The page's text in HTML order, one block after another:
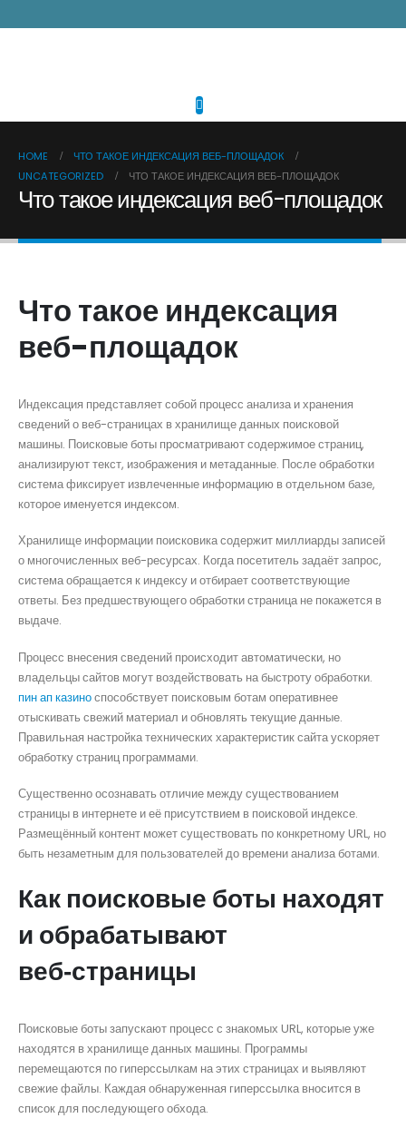
HOME
ЧТО ТАКОЕ ИНДЕКСАЦИЯ ВЕБ-ПЛОЩАДОК
UNCATEGORIZED
ЧТО ТАКОЕ ИНДЕКСАЦИЯ ВЕБ-ПЛОЩАДОК
Что такое индексация веб-площадок
Что такое индексация
веб-площадок
Индексация представляет собой процесс анализа и хранения
сведений о веб-страницах в хранилище данных поисковой
машины. Поисковые боты просматривают содержимое страниц,
анализируют текст, изображения и метаданные. После обработки
система фиксирует извлеченные информацию в отдельном базе,
которое именуется индексом.
Хранилище информации поисковика содержит миллиарды записей
о многочисленных веб-ресурсах. Когда посетитель задаёт запрос,
система обращается к индексу и отбирает соответствующие
ответы. Без предшествующего обработки страница не покажется в
выдаче.
Процесс внесения сведений происходит автоматически, но
владельцы сайтов могут воздействовать на быстроту обработки.
пин ап казиноспособствует поисковым ботам оперативнее
отыскивать свежий материал и обновлять текущие данные.
Правильная настройка технических характеристик сайта ускоряет
обработку страниц программами.
Существенно осознавать отличие между существованием
страницы в интернете и её присутствием в поисковой индексе.
Размещённый контент может существовать по конкретному URL, но
быть незаметным для пользователей до времени анализа ботами.
Как поисковые боты находят
и обрабатывают
веб‑страницы
Поисковые боты запускают процесс с знакомых URL, которые уже
находятся в хранилище данных машины. Программы
перемещаются по гиперссылкам на этих страницах и выявляют
свежие файлы. Каждая обнаруженная гиперссылка вносится в
список для последующего обхода.